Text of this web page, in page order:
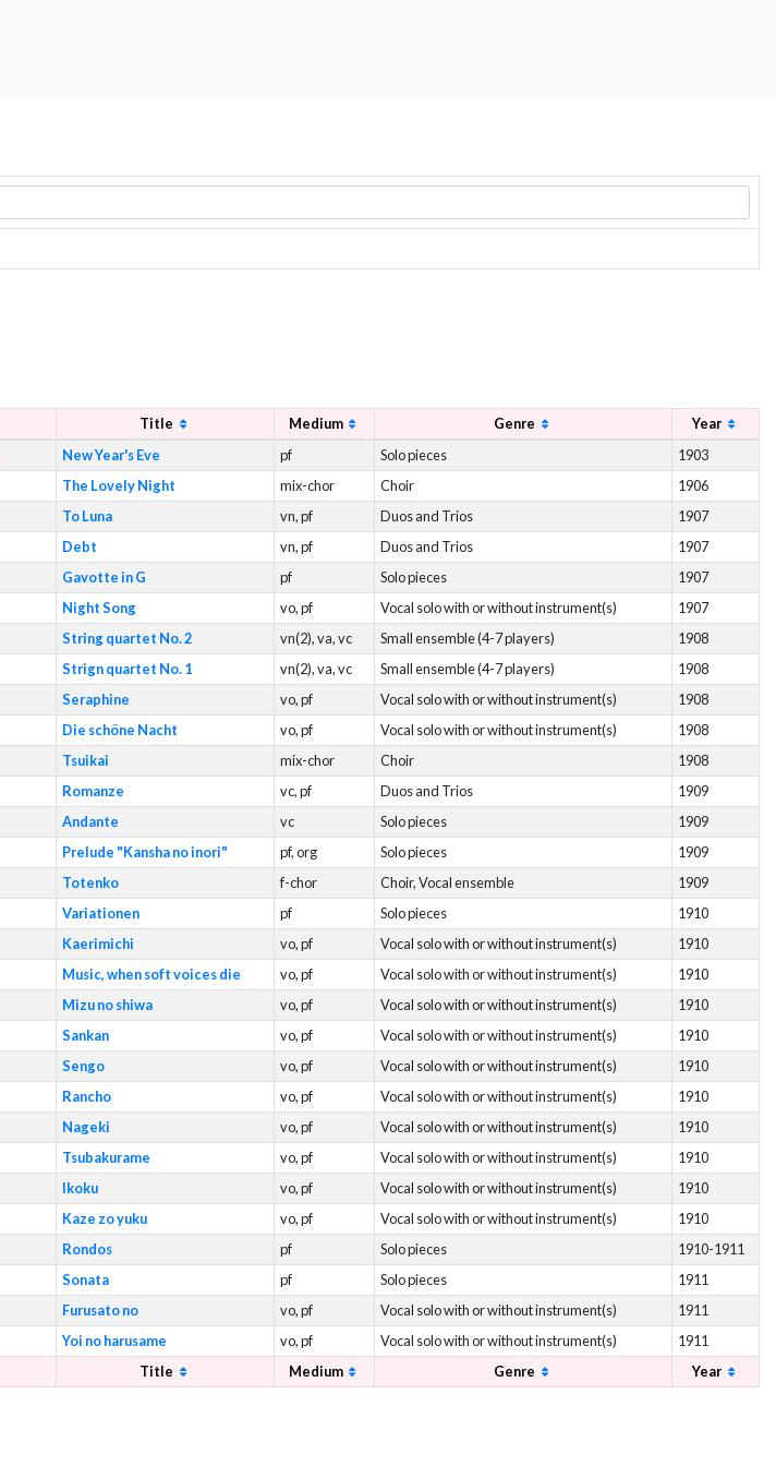
Title Medium Genre
Year
New Year's Eve pf Solo pieces
1903
The Lovely Night mix-chor Choir
1906
To Luna vn, pf Duos and Trios
1907
Debt vn, pf Duos and Trios
1907
Gavotte in G pf Solo pieces
1907
Night Song vo, pf Vocal solo with or without instrument(s)
1907
String quartet No. 2 vn(2), va, vc Small ensemble (4-7 players)
1908
Strign quartet No. 1 vn(2), va, vc Small ensemble (4-7 players)
1908
Seraphine vo, pf Vocal solo with or without instrument(s)
1908
Die schöne Nacht vo, pf Vocal solo with or without instrument(s)
1908
Tsuikai mix-chor Choir
1908
Romanze vc, pf Duos and Trios
1909
Andante vc Solo pieces
1909
Prelude "Kansha no inori" pf, org Solo pieces
1909
Totenko f-chor Choir, Vocal ensemble
1909
Variationen pf Solo pieces
1910
Kaerimichi vo, pf Vocal solo with or without instrument(s)
1910
Music, when soft voices die vo, pf Vocal solo with or without instrument(s)
1910
Mizu no shiwa vo, pf Vocal solo with or without instrument(s)
1910
Sankan vo, pf Vocal solo with or without instrument(s)
1910
Sengo vo, pf Vocal solo with or without instrument(s)
1910
Rancho vo, pf Vocal solo with or without instrument(s)
1910
Nageki vo, pf Vocal solo with or without instrument(s)
1910
Tsubakurame vo, pf Vocal solo with or without instrument(s)
1910
Ikoku vo, pf Vocal solo with or without instrument(s)
1910
Kaze zo yuku vo, pf Vocal solo with or without instrument(s)
1910
Rondos pf Solo pieces
1910-1911
Sonata pf Solo pieces
1911
Furusato no vo, pf Vocal solo with or without instrument(s)
1911
Yoi no harusame vo, pf Vocal solo with or without instrument(s)
1911
Title Medium Genre Year